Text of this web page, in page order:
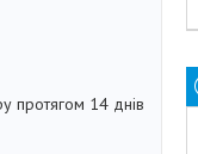
протягом 14 днів